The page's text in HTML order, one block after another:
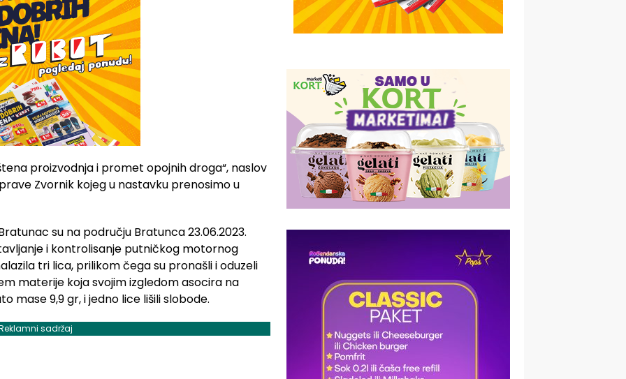
proizvodnja i promet opojnih droga“, naslov
Zvornik kojeg u nastavku prenosimo u
su na području Bratunca 23.06.2023.
i kontrolisanje putničkog motornog
tri lica, prilikom čega su pronašli i oduzeli
materije koja svojim izgledom asocira na
mase 9,9 gr, i jedno lice lišili slobode.
sadržaj